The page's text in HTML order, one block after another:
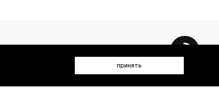
(имя, email, телефон) для получения рекламных и
принять